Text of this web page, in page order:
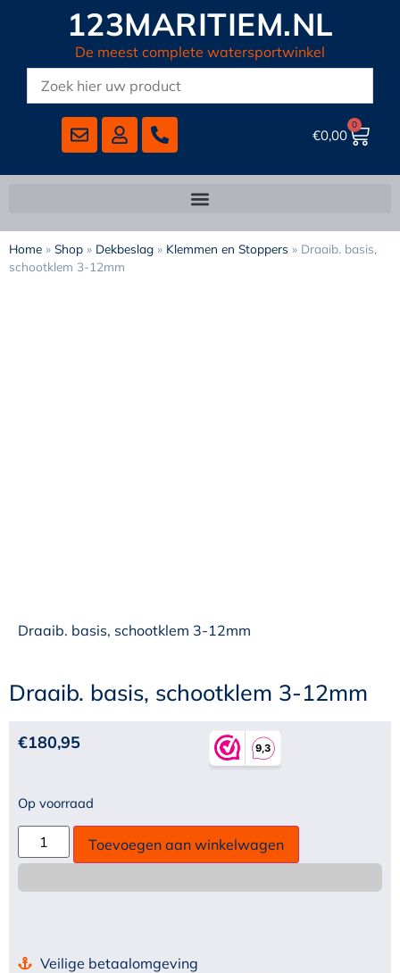
123MARITIEM.NL
De meest complete watersportwinkel
€0,00
0
Home » Shop » Dekbeslag » Klemmen en Stoppers » Draaib. basis,
schootklem 3-12mm
Draaib. basis, schootklem 3-12mm
Draaib. basis, schootklem 3-12mm
€180,95
Op voorraad
Toevoegen aan winkelwagen
Veilige betaalomgeving